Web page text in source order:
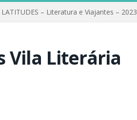
LATITUDES – Literatura e Viajantes – 2023